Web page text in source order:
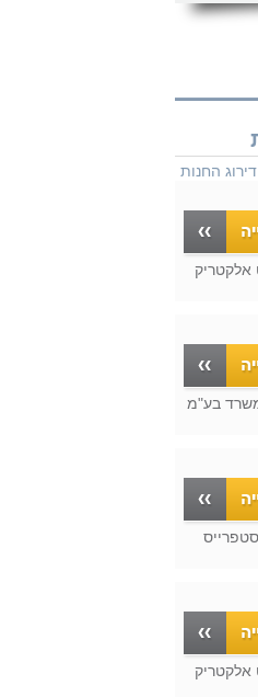
דירוג החנות
אלקטריק
בע"מ
אלקטריק